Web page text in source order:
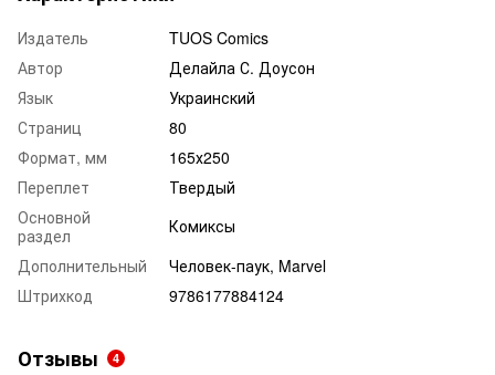
Издатель
TUOS Comics
Автор
Делайла С. Доусон
Язык
Украинский
Страниц
80
Формат, мм
165х250
Переплет
Твердый
Основной
раздел
Комиксы
Дополнительный
Человек-паук, Marvel
Штрихкод
9786177884124
Отзывы 4